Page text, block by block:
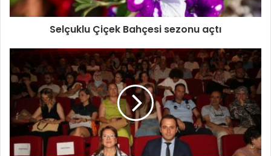
Selçuklu Çiçek Bahçesi sezonu açtı